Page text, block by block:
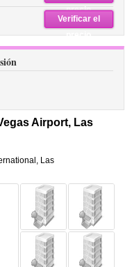
precio
Verificar el
precio
Airport, Las
Las